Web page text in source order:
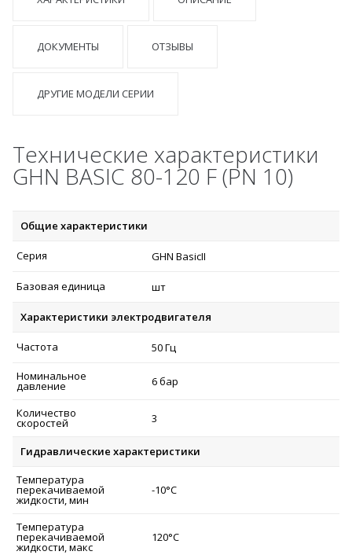
ДОКУМЕНТЫ ОТЗЫВЫ
ДРУГИЕ МОДЕЛИ СЕРИИ
Технические характеристики
GHN BASIC 80-120 F (PN 10)
Общие характеристики
Серия GHN BasicII
Базовая единица шт
Характеристики электродвигателя
Частота
50 Гц
Номинальное
давление 6 бар
Количество
скоростей 3
Гидравлические характеристики
Температура
перекачиваемой
жидкости, мин
-10°C
Температура
перекачиваемой
жидкости, макс
120°C